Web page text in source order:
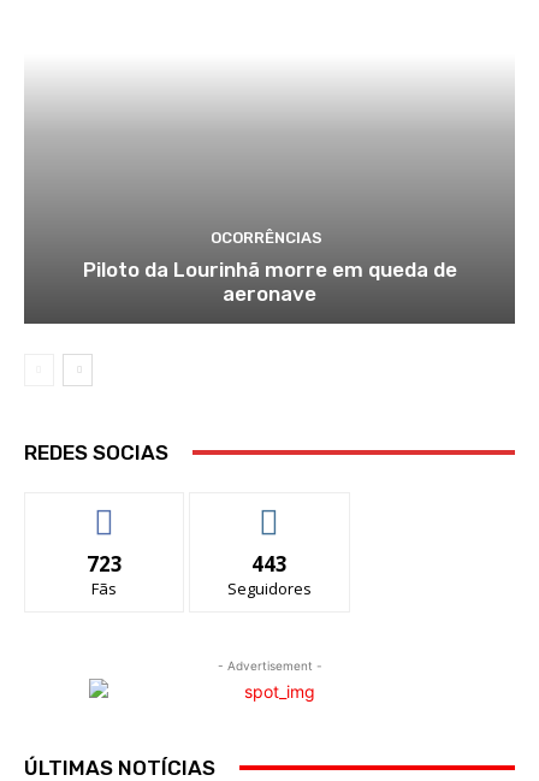
OCORRÊNCIAS
Piloto da Lourinhã morre em queda de
aeronave
REDES SOCIAS
723
Fãs
443
Seguidores
- Advertisement -
ÚLTIMAS NOTÍCIAS